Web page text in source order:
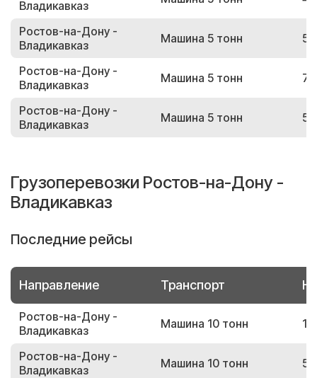
Владикавказ
Ростов-на-Дону -
Владикавказ
Машина 5 тонн
Ростов-на-Дону -
Владикавказ
Машина 5 тонн
Ростов-на-Дону -
Владикавказ
Машина 5 тонн
Грузоперевозки Ростов-на-Дону -
Владикавказ
Последние рейсы
Направление Транспорт
Ростов-на-Дону -
Владикавказ
Машина 10 тонн
Ростов-на-Дону -
Владикавказ
Машина 10 тонн